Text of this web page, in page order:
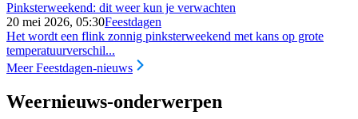
Pinksterweekend: dit weer kun je verwachten
20 mei 2026, 05:30Feestdagen
Het wordt een flink zonnig pinksterweekend met kans op grote
temperatuurverschil...
Meer Feestdagen-nieuws
Weernieuws-onderwerpen